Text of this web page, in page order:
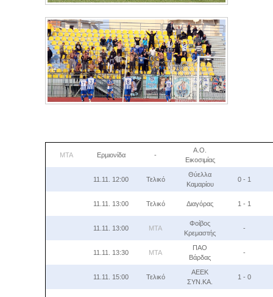
MTA Ερµιονίδα -
Α.Ο.
Εικοσιμίας
11.11. 12:00 Τελικό
Θύελλα
Καμαρίου
0 - 1
11.11. 13:00 Τελικό Διαγόρας 1 - 1
11.11. 13:00 MTA
Φοίβος
Κρεμαστής
-
11.11. 13:30 MTA
ΠΑΟ
Βάρδας
-
11.11. 15:00 Τελικό
AEEK
ΣΥΝ.KA.
1 - 0